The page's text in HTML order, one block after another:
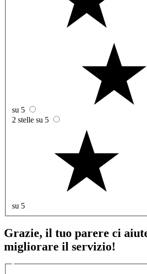
su 5
2 stelle su 5
su 5
Grazie, il tuo parere ci
migliorare il servizio!